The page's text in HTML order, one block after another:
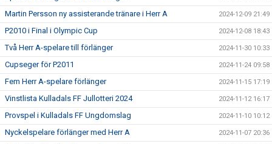
Martin Persson ny assisterande tränare i Herr A 2024-12-09 21:49
P2010 i Final i Olympic Cup 2024-12-08 18:43
Två Herr A-spelare till förlänger 2024-11-30 10:33
Cupseger för P2011 2024-11-24 09:58
Fem Herr A-spelare förlänger 2024-11-15 17:19
Vinstlista Kulladals FF Jullotteri 2024 2024-11-12 16:17
Provspel i Kulladals FF Ungdomslag 2024-11-10 10:12
Nyckelspelare förlänger med Herr A 2024-11-07 20:36